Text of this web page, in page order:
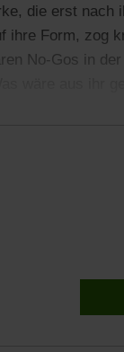
die erst nach
ihre Form, zog
No-Gos in
wäre aus ihr